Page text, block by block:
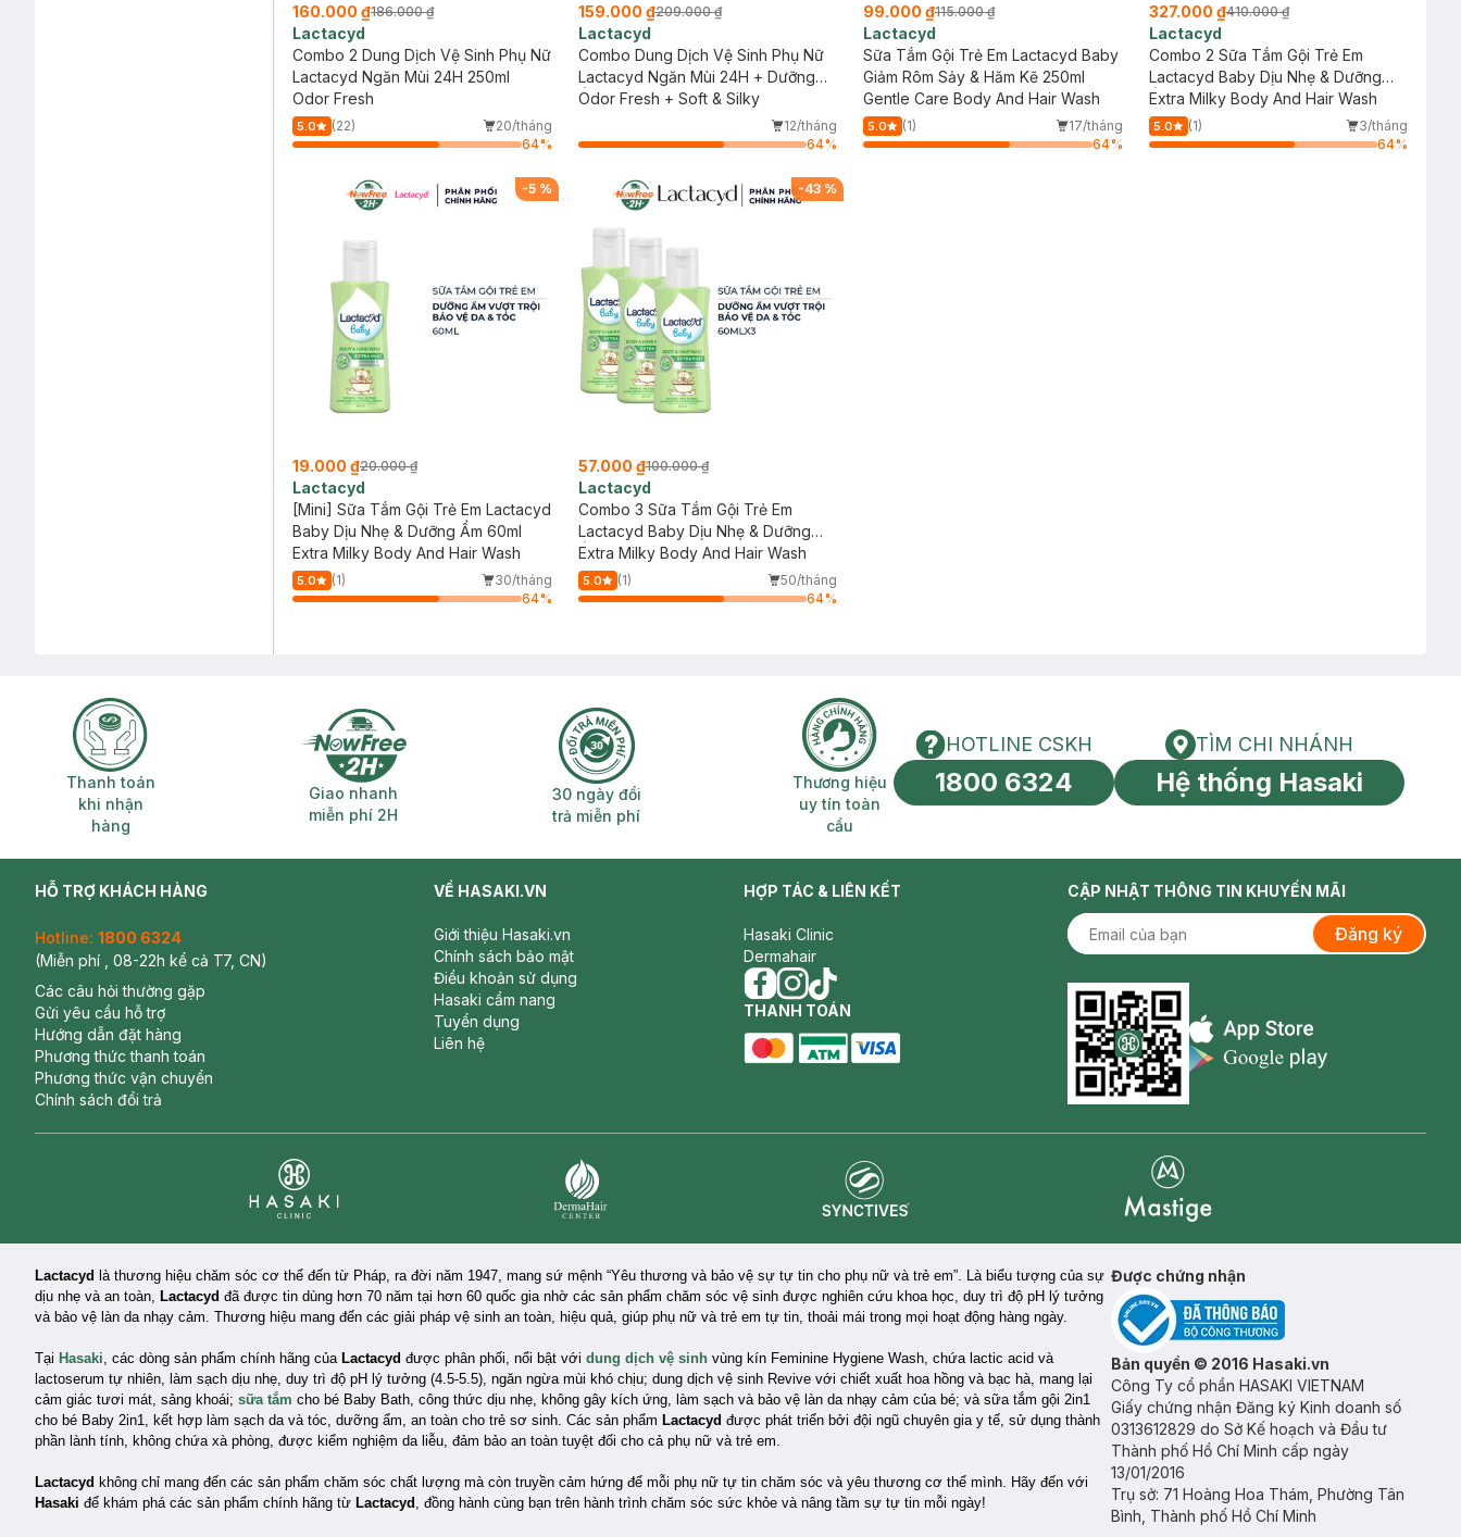
160.000 ₫186.000 ₫
Lactacyd
Combo 2 Dung Dịch Vệ Sinh Phụ Nữ
Lactacyd Ngăn Mùi 24H 250ml
Odor Fresh
5.0 (22)
20/tháng
64%
159.000 ₫209.000 ₫
Lactacyd
Combo Dung Dịch Vệ Sinh Phụ Nữ
Lactacyd Ngăn Mùi 24H + Dưỡng
Ẩm 250mlx2
Odor Fresh + Soft & Silky
12/tháng
64%
99.000 ₫115.000 ₫
Lactacyd
Sữa Tắm Gội Trẻ Em Lactacyd Baby
Giảm Rôm Sảy & Hăm Kẽ 250ml
Gentle Care Body And Hair Wash
5.0 (1)
17/tháng
64%
327.000 ₫410.000 ₫
Lactacyd
Combo 2 Sữa Tắm Gội Trẻ Em
Lactacyd Baby Dịu Nhẹ & Dưỡng
Ẩm 500ml
Extra Milky Body And Hair Wash
5.0 (1)
3/tháng
64%
-5%
19.000 ₫20.000 ₫
Lactacyd
[Mini] Sữa Tắm Gội Trẻ Em Lactacyd
Baby Dịu Nhẹ & Dưỡng Ẩm 60ml
Extra Milky Body And Hair Wash
5.0 (1)
30/tháng
64%
-43 %
57.000 ₫100.000 ₫
Lactacyd
Combo 3 Sữa Tắm Gội Trẻ Em
Lactacyd Baby Dịu Nhẹ & Dưỡng
Ẩm 60ml
Extra Milky Body And Hair Wash
5.0 (1)
50/tháng
64%
Thanh toán khi nhận hàng
Thanh toán
khi nhận
hàng
Giao nhanh miễn phí 2H
Giao nhanh
miễn phí 2H
30 ngày đổi trả miễn phí
30 ngày đổi
trả miễn phí
Thương hiệu uy tín toàn cầu
Thương hiệu
uy tín toàn
cầu
HOTLINE CSKH
HOTLINE CSKH
1800 6324
Tìm chi nhánh
TÌM CHI NHÁNH
Hệ thống Hasaki
HỖ TRỢ KHÁCH HÀNG
Hotline: 1800 6324
(Miễn phí , 08-22h kể cả T7, CN)
Các câu hỏi thường gặp
Gửi yêu cầu hỗ trợ
Hướng dẫn đặt hàng
Phương thức thanh toán
Phương thức vận chuyển
Chính sách đổi trả
VỀ HASAKI.VN
Giới thiệu Hasaki.vn
Chính sách bảo mật
Điều khoản sử dụng
Hasaki cẩm nang
Tuyển dụng
Liên hệ
HỢP TÁC & LIÊN KẾT
Hasaki Clinic
Dermahair
facebook
instagram
tiktok
THANH TOÁN
CẬP NHẬT THÔNG TIN KHUYẾN MÃI
Đăng ký
Appstore icon
Lactacyd là thương hiệu chăm sóc cơ thể đến từ Pháp, ra đời năm 1947, mang sứ mệnh “Yêu thương và bảo vệ sự tự tin cho phụ nữ và trẻ em”. Là biểu tượng của sự
dịu nhẹ và an toàn, Lactacyd đã được tin dùng hơn 70 năm tại hơn 60 quốc gia nhờ các sản phẩm chăm sóc vệ sinh được nghiên cứu khoa học, duy trì độ pH lý tưởng
và bảo vệ làn da nhạy cảm. Thương hiệu mang đến các giải pháp vệ sinh an toàn, hiệu quả, giúp phụ nữ và trẻ em tự tin, thoải mái trong mọi hoạt động hàng ngày.
Tại Hasaki, các dòng sản phẩm chính hãng của Lactacyd được phân phối, nổi bật với dung dịch vệ sinh vùng kín Feminine Hygiene Wash, chứa lactic acid và
lactoserum tự nhiên, làm sạch dịu nhẹ, duy trì độ pH lý tưởng (4.5-5.5), ngăn ngừa mùi khó chịu; dung dịch vệ sinh Revive với chiết xuất hoa hồng và bạc hà, mang lại
cảm giác tươi mát, sảng khoái; sữa tắm cho bé Baby Bath, công thức dịu nhẹ, không gây kích ứng, làm sạch và bảo vệ làn da nhạy cảm của bé; và sữa tắm gội 2in1
cho bé Baby 2in1, kết hợp làm sạch da và tóc, dưỡng ẩm, an toàn cho trẻ sơ sinh. Các sản phẩm Lactacyd được phát triển bởi đội ngũ chuyên gia y tế, sử dụng thành
phần lành tính, không chứa xà phòng, được kiểm nghiệm da liễu, đảm bảo an toàn tuyệt đối cho cả phụ nữ và trẻ em.
Lactacyd không chỉ mang đến các sản phẩm chăm sóc chất lượng mà còn truyền cảm hứng để mỗi phụ nữ tự tin chăm sóc và yêu thương cơ thể mình. Hãy đến với
Hasaki để khám phá các sản phẩm chính hãng từ Lactacyd , đồng hành cùng bạn trên hành trình chăm sóc sức khỏe và nâng tầm sự tự tin mỗi ngày!
Được chứng nhận
Bản quyền © 2016 Hasaki.vn
Công Ty cổ phần HASAKI VIETNAM
Giấy chứng nhận Đăng ký Kinh doanh số
0313612829 do Sở Kế hoạch và Đầu tư
Thành phố Hồ Chí Minh cấp ngày
13/01/2016
Trụ sở: 71 Hoàng Hoa Thám, Phường Tân
Bình, Thành phố Hồ Chí Minh